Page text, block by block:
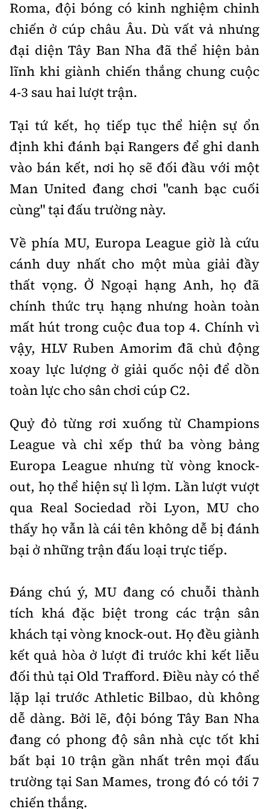
Tổng biên tập: Nguyễn Thị Hồng Nga
Phó Tổng biên tập:Nguyễn Sơn Tùng,
Nguyễn Đức Thắng, La Đức Hùng
Hotline:
0901 514 799
Quảng cáo và Phát hành:
0915 057 282
bandoc@baoxaydung.vn
Cấm sao chép dưới mọi hình thức nếu không có sự
chấp thuận bằng văn bản.
Thông tin tòa
Roma, đội bóng có kinh nghiệm chinh
chiến ở cúp châu Âu. Dù vất vả nhưng
đại diện Tây Ban Nha đã thể hiện bản
lĩnh khi giành chiến thắng chung cuộc
4-3 sau hai lượt trận.
Tại tứ kết, họ tiếp tục thể hiện sự ổn
định khi đánh bại Rangers để ghi danh
vào bán kết, nơi họ sẽ đối đầu với một
Man United đang chơi "canh bạc cuối
cùng" tại đấu trường này.
Về phía MU, Europa League giờ là cứu
cánh duy nhất cho một mùa giải đầy
thất vọng. Ở Ngoại hạng Anh, họ đã
chính thức trụ hạng nhưng hoàn toàn
mất hút trong cuộc đua top 4. Chính vì
vậy, HLV Ruben Amorim đã chủ động
xoay lực lượng ở giải quốc nội để dồn
toàn lực cho sân chơi cúp C2.
Quỷ đỏ từng rơi xuống từ Champions
League và chỉ xếp thứ ba vòng bảng
Europa League nhưng từ vòng knock-
out, họ thể hiện sự lì lợm. Lần lượt vượt
qua Real Sociedad rồi Lyon, MU cho
thấy họ vẫn là cái tên không dễ bị đánh
bại ở những trận đấu loại trực tiếp.
Đáng chú ý, MU đang có chuỗi thành
tích khá đặc biệt trong các trận sân
khách tại vòng knock-out. Họ đều giành
kết quả hòa ở lượt đi trước khi kết liễu
đối thủ tại Old Trafford. Điều này có thể
lặp lại trước Athletic Bilbao, dù không
dễ dàng. Bởi lẽ, đội bóng Tây Ban Nha
đang có phong độ sân nhà cực tốt khi
bất bại 10 trận gần nhất trên mọi đấu
trường tại San Mames, trong đó có tới 7
chiến thắng.